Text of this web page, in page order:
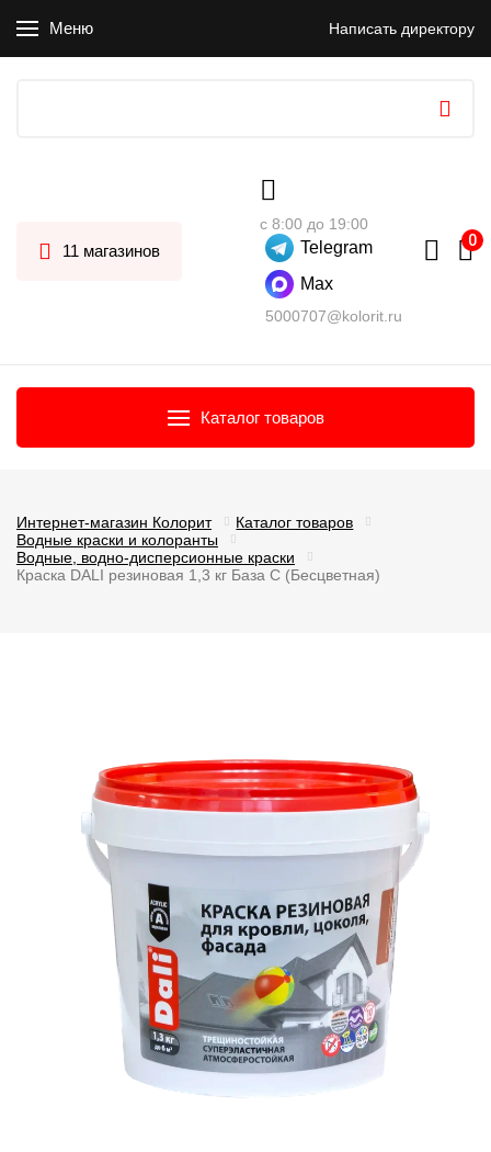
Меню Написать директору
11 магазинов
с 8:00 до 19:00
Telegram
Max
5000707@kolorit.ru
Каталог товаров
Интернет-магазин Колорит
Каталог товаров
Водные краски и колоранты
Водные, водно-дисперсионные краски
Краска DALI резиновая 1,3 кг База С (Бесцветная)